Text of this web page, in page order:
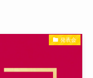
発表会